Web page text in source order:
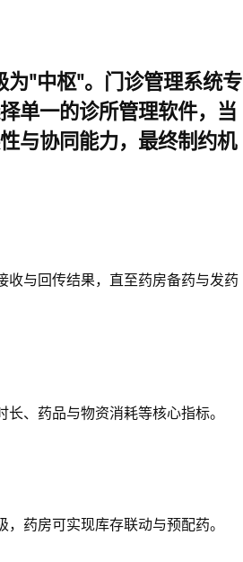
"中枢"。门诊管理系统专
单一的诊所管理软件， 当
与协同能力，最终制约机
与回传结果，直至药房备药与发药
、药品与物资消耗等核心指标。
药房可实现库存联动与预配药。